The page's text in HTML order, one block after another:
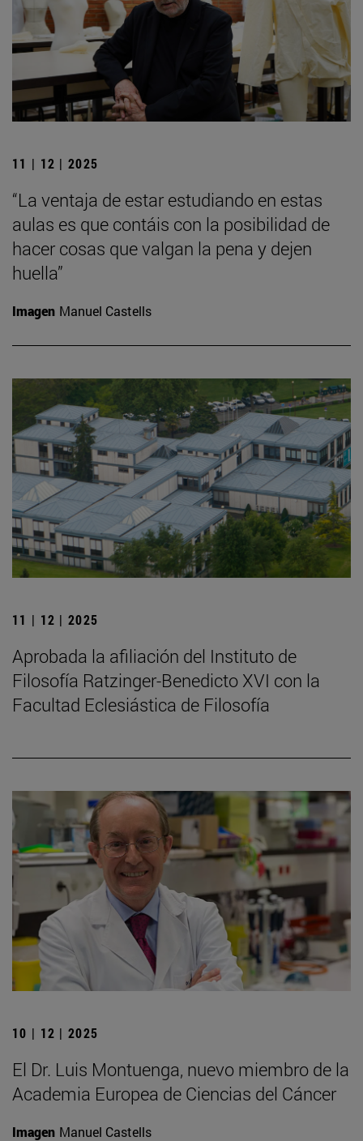
11 | 12 | 2025
“La ventaja de estar estudiando en estas
aulas es que contáis con la posibilidad de
hacer cosas que valgan la pena y dejen
huella”
Imagen Manuel Castells
11 | 12 | 2025
Aprobada la afiliación del Instituto de
Filosofía Ratzinger-Benedicto XVI con la
Facultad Eclesiástica de Filosofía
10 | 12 | 2025
El Dr. Luis Montuenga, nuevo miembro de la
Academia Europea de Ciencias del Cáncer
Imagen Manuel Castells